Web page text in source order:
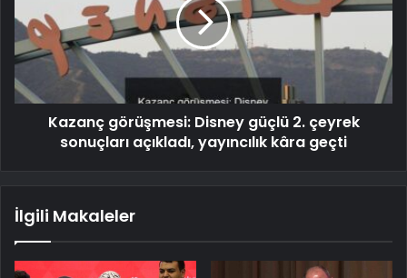
Kazanç görüşmesi: Disney güçlü 2. çeyrek
sonuçları açıkladı, yayıncılık kâra geçti
İlgili Makaleler